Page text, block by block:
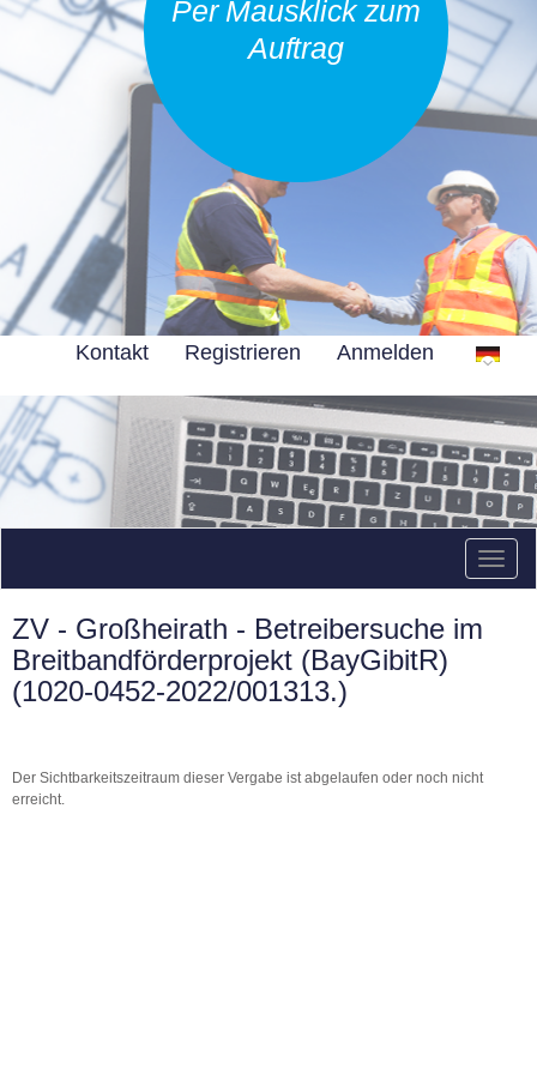
Per Mausklick zum
Auftrag
Kontakt Registrieren Anmelden
ZV - Großheirath - Betreibersuche im
Breitbandförderprojekt (BayGibitR)
(1020-0452-2022/001313.)
Der Sichtbarkeitszeitraum dieser Vergabe ist abgelaufen oder noch nicht
erreicht.